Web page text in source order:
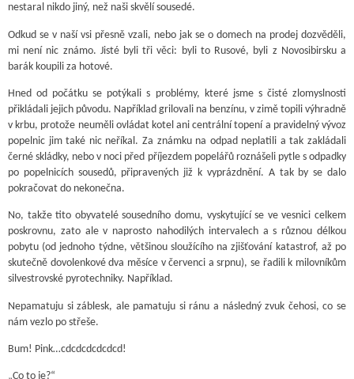
nestaral nikdo jiný, než naši skvělí sousedé.
Odkud se v naší vsi přesně vzali, nebo jak se o domech na prodej dozvěděli,
mi není nic známo. Jisté byli tři věci: byli to Rusové, byli z Novosibirsku a
barák koupili za hotové.
Hned od počátku se potýkali s problémy, které jsme s čisté zlomyslnosti
přikládali jejich původu. Například grilovali na benzínu, v zimě topili výhradně
v krbu, protože neuměli ovládat kotel ani centrální topení a pravidelný vývoz
popelnic jim také nic neříkal. Za známku na odpad neplatili a tak zakládali
černé skládky, nebo v noci před příjezdem popelářů roznášeli pytle s odpadky
po popelnicích sousedů, připravených již k vyprázdnění. A tak by se dalo
pokračovat do nekonečna.
No, takže tito obyvatelé sousedního domu, vyskytující se ve vesnici celkem
poskrovnu, zato ale v naprosto nahodilých intervalech a s různou délkou
pobytu (od jednoho týdne, většinou sloužícího na zjišťování katastrof, až po
skutečně dovolenkové dva měsíce v červenci a srpnu), se řadili k milovníkům
silvestrovské pyrotechniky. Například.
Nepamatuju si záblesk, ale pamatuju si ránu a následný zvuk čehosi, co se
nám vezlo po střeše.
Bum! Pink…cdcdcdcdcdcd!
„Co to je?“